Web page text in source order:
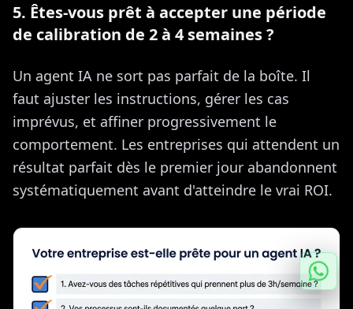
5. Êtes-vous prêt à accepter une période
de calibration de 2 à 4 semaines ?
Un agent IA ne sort pas parfait de la boîte. Il
faut ajuster les instructions, gérer les cas
imprévus, et affiner progressivement le
comportement. Les entreprises qui attendent un
résultat parfait dès le premier jour abandonnent
systématiquement avant d'atteindre le vrai ROI.